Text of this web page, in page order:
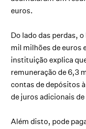
euros.
Do lado das perdas,
mil milhões de euros
instituição explica
remuneração de 6,3
contas de depósitos
de juros adicionais
Além disto, pode